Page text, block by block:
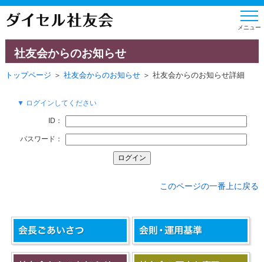
社友会からのお知らせ
トップページ ＞ 社友会からのお知らせ＞ 社友会からのお知らせ詳細
▼ ログインしてください
ID：
パスワード：
このページの一番上に戻る